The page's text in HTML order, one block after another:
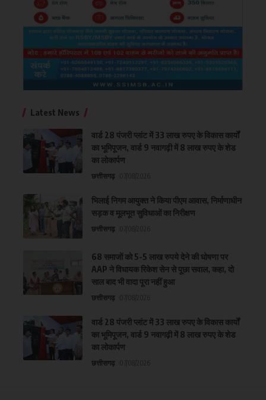
Latest News
वार्ड 28 पंजरी प्लांट में 33 लाख रुपए के विकास कार्यों
का भूमिपूजन, वार्ड 9 नवागढ़ी में 8 लाख रुपए के शेड
का लोकार्पण
छत्तीसगढ़
भिलाई निगम आयुक्त ने किया पीएम आवास, निर्माणाधीन
सड़क व मूलभूत सुविधाओं का निरीक्षण
छत्तीसगढ़
68 समाजों को 5-5 लाख रुपये देने की घोषणा पर
AAP ने विधायक रिकेश सेन से पूछा सवाल, कहा, दो
साल बाद भी वादा पूरा नहीं हुआ
छत्तीसगढ़
वार्ड 28 पंजरी प्लांट में 33 लाख रुपए के विकास कार्यों
का भूमिपूजन, वार्ड 9 नवागढ़ी में 8 लाख रुपए के शेड
का लोकार्पण
छत्तीसगढ़